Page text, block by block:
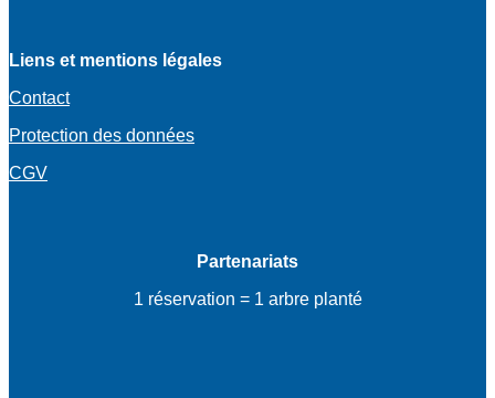
Liens et mentions légales
Contact
Protection des données
CGV
Partenariats
1 réservation = 1 arbre planté